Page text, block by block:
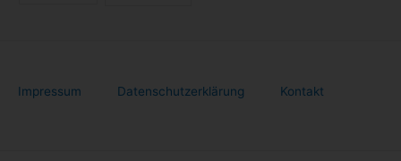
Impressum Datenschutzerklärung Kontakt